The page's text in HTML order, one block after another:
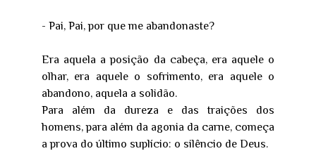
- Pai, Pai, por que me abandonaste?
Era aquela a posição da cabeça, era aquele o
olhar, era aquele o sofrimento, era aquele o
abandono, aquela a solidão.
Para além da dureza e das traições dos
homens, para além da agonia da carne, começa
a prova do último suplício: o silêncio de Deus.